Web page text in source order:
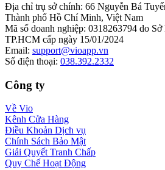
Địa chỉ trụ sở chính: 66 Nguyễn Bá
Thành phố Hồ Chí Minh, Việt Nam
Mã số doanh nghiệp: 0318263794 do Sở
TP.HCM cấp ngày 15/01/2024
Email: support@vioapp.vn
Số điện thoại: 038.392.2332
Công ty
Về Vio
Kênh Cửa Hàng
Điều Khoản Dịch vụ
Chính Sách Bảo Mật
Giải Quyết Tranh Chấp
Quy Chế Hoạt Động